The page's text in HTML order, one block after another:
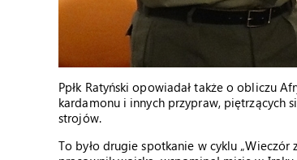
Ppłk Ratyński opowiadał także o obliczu
kardamonu i innych przypraw, piętrzących
strojów.
To było drugie spotkanie w cyklu „Wieczór